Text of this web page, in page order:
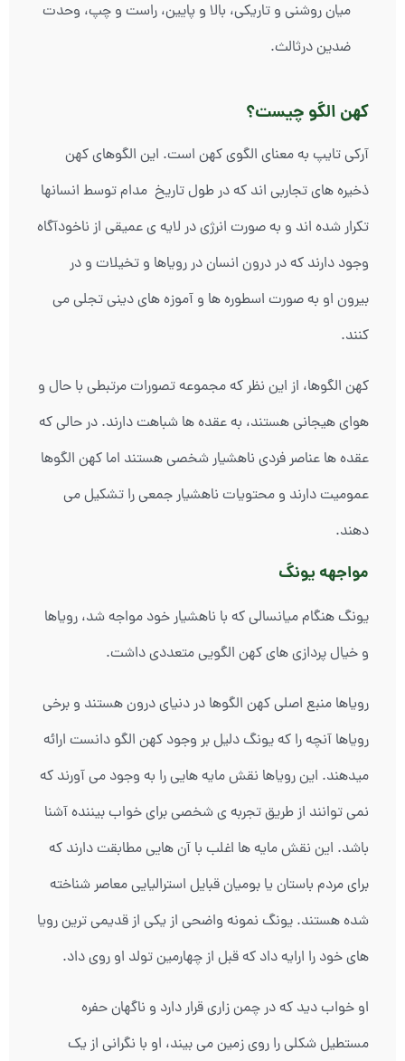
میان روشنی و تاریکی، بالا و پایین، راست و چپ، وحدت
ضدین درثالث.
کهن الگو چیست؟
آرکی تایپ به معنای الگوی کهن است. این الگوهای کهن
ذخیره های تجاربی اند که در طول تاریخ مدام توسط انسانها
تکرار شده اند و به صورت انرژی در لایه ی عمیقی از ناخودآگاه
وجود دارند که در درون انسان در رویاها و تخیلات و در
بیرون او به صورت اسطوره ها و آموزه های دینی تجلی می
کنند.
کهن الگوها، از این نظر که مجموعه تصورات مرتبطی با حال و
هوای هیجانی هستند، به عقده ها شباهت دارند. در حالی که
عقده ها عناصر فردی ناهشیار شخصی هستند اما کهن الگوها
عمومیت دارند و محتویات ناهشیار جمعی را تشکیل می
دهند.
مواجهه یونگ
یونگ هنگام میانسالی که با ناهشیار خود مواجه شد، رویاها
و خیال پردازی های کهن الگویی متعددی داشت.
رویاها منبع اصلی کهن الگوها در دنیای درون هستند و برخی
رویاها آنچه را که یونگ دلیل بر وجود کهن الگو دانست ارائه
میدهند. این رویاها نقش مایه هایی را به وجود می آورند که
نمی توانند از طریق تجربه ی شخصی برای خواب بیننده آشنا
باشد. این نقش مایه ها اغلب با آن هایی مطابقت دارند که
برای مردم باستان یا بومیان قبایل استرالیایی معاصر شناخته
شده هستند. یونگ نمونه واضحی از یکی از قدیمی ترین رویا
های خود را ارایه داد که قبل از چهارمین تولد او روی داد.
او خواب دید که در چمن زاری قرار دارد و ناگهان حفره
مستطیل شکلی را روی زمین می بیند، او با نگرانی از یک